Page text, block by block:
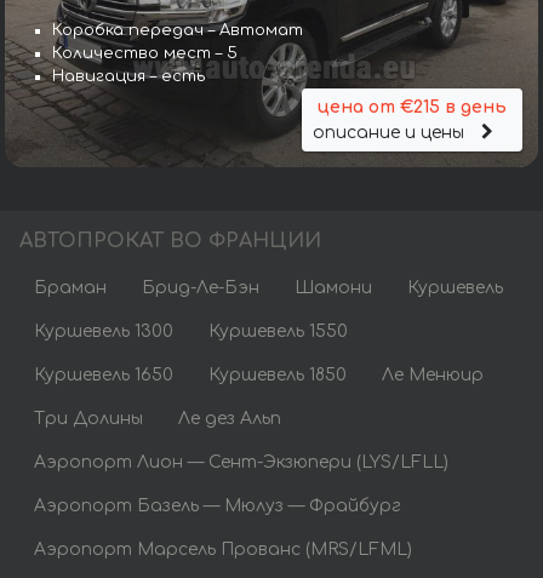
Коробка передач – Автомат
Количество мест – 5
Навигация – есть
цена от €215 в день
описание и цены
АВТОПРОКАТ ВО ФРАНЦИИ
Браман Брид-Ле-Бэн Шамони Куршевель
Куршевель 1300 Куршевель 1550
Куршевель 1650 Куршевель 1850 Ле Менюир
Три Долины Ле дез Альп
Аэропорт Лион — Сент-Экзюпери (LYS/LFLL)
Аэропорт Базель — Мюлуз — Фрайбург
Аэропорт Марсель Прованс (MRS/LFML)